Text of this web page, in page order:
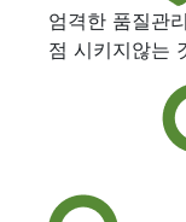
엄격한 품질관
점 시키지않는